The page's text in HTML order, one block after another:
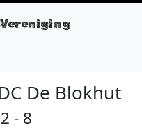
De Blokhut
- 8